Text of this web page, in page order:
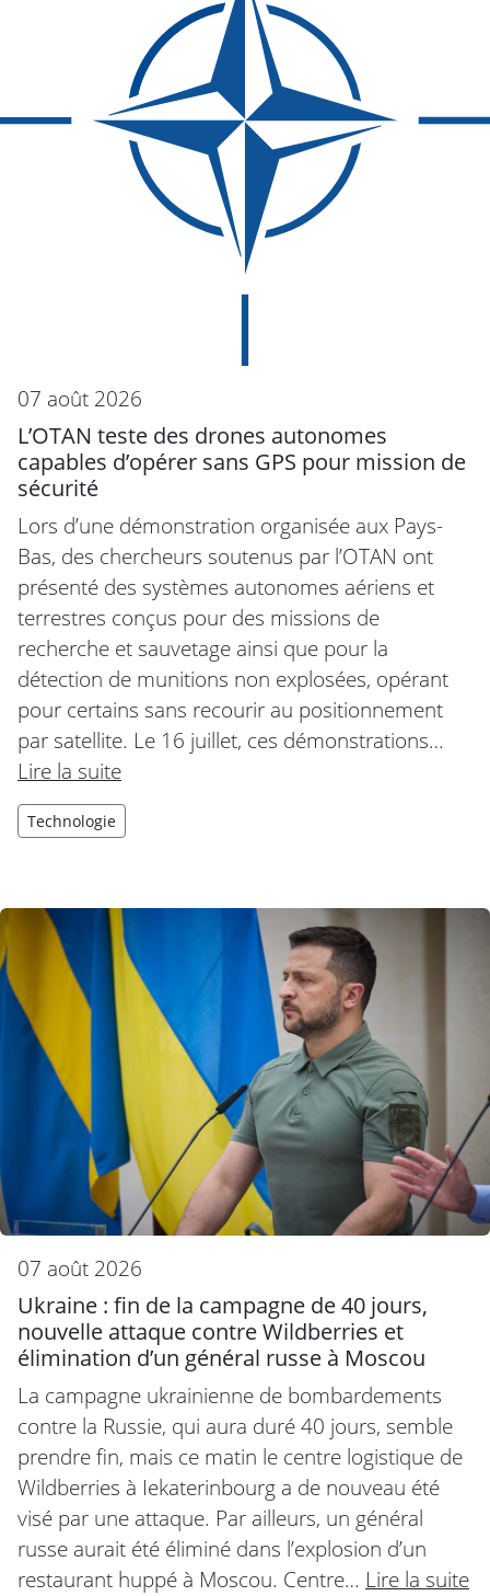
07 août 2026
L’OTAN teste des drones autonomes
capables d’opérer sans GPS pour mission de
sécurité
Lors d’une démonstration organisée aux Pays-
Bas, des chercheurs soutenus par l’OTAN ont
présenté des systèmes autonomes aériens et
terrestres conçus pour des missions de
recherche et sauvetage ainsi que pour la
détection de munitions non explosées, opérant
pour certains sans recourir au positionnement
par satellite. Le 16 juillet, ces démonstrations…
Lire la suite
Technologie
07 août 2026
Ukraine : fin de la campagne de 40 jours,
nouvelle attaque contre Wildberries et
élimination d’un général russe à Moscou
La campagne ukrainienne de bombardements
contre la Russie, qui aura duré 40 jours, semble
prendre fin, mais ce matin le centre logistique de
Wildberries à Iekaterinbourg a de nouveau été
visé par une attaque. Par ailleurs, un général
russe aurait été éliminé dans l’explosion d’un
restaurant huppé à Moscou. Centre… Lire la suite